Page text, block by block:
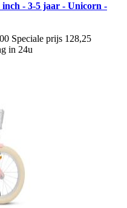
inch - 3-5 jaar - Unicorn -
Speciale prijs 128,25
in 24u